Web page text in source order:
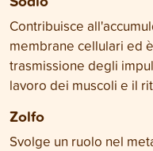
Contribuisce
membrane cellulari ed
trasmissione degli
lavoro dei muscoli e il
Zolfo
Svolge un ruolo nel